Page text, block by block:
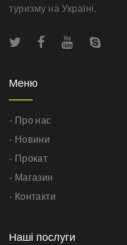
туризму на Україні.
Меню
- Про нас
- Новини
- Прокат
- Магазин
- Контакти
Наші послуги